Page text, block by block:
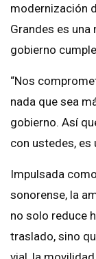
modernización
Grandes es una
gobierno
“Nos
nada que sea
gobierno. Así
con ustedes, es
Impulsada
sonorense, la
no solo reduce
traslado, sino